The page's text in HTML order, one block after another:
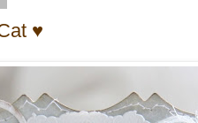
♥